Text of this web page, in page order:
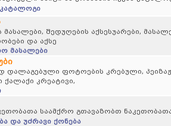
მასალები, შედუღების აქსესუარები,
და აქსე
მასალები
დალაგებული ფოტოების კრებული,
ქალაქი კრეატივი,
საამქრო გთავაზობთ
და უძრავი ქონება